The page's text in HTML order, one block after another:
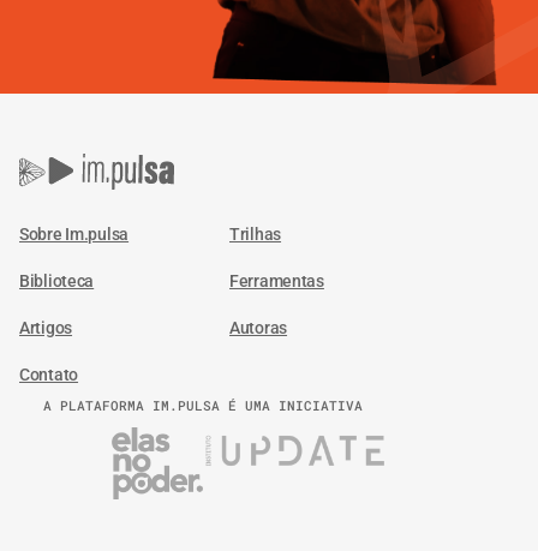
Sobre Im.pulsa Trilhas
Biblioteca Ferramentas
Artigos Autoras
Contato
A PLATAFORMA IM.PULSA É UMA INICIATIVA